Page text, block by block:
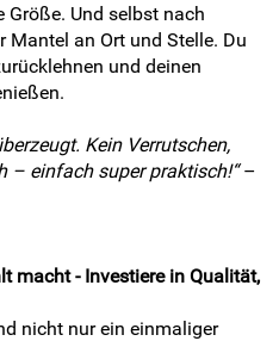
Größe. Und selbst nach
Mantel an Ort und Stelle. Du
und deinen
Kein Verrutschen,
– einfach super praktisch!“–
macht - Investiere in Qualität,
nicht nur ein einmaliger